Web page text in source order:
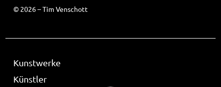
© 2026 – Tim Venschott
Kunstwerke
Künstler